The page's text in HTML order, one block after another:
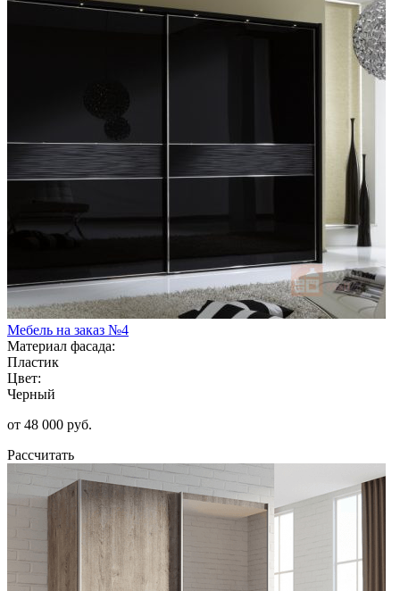
Мебель на заказ №4
Материал фасада:
Пластик
Цвет:
Черный
от 48 000 руб.
Рассчитать